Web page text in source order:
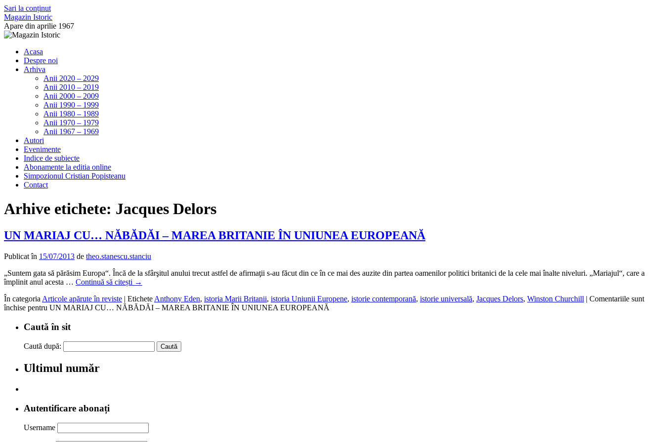
Sari la conținut
Magazin Istoric
Apare din aprilie 1967
Acasa
Despre noi
Arhiva
Anii 2020 – 2029
Anii 2010 – 2019
Anii 2000 – 2009
Anii 1990 – 1999
Anii 1980 – 1989
Anii 1970 – 1979
Anii 1967 – 1969
Autori
Evenimente
Indice de subiecte
Abonamente la editia online
Simpozionul Cristian Popisteanu
Contact
Arhive etichete: Jacques Delors
UN MARIAJ CU… NĂBĂDĂI – MAREA BRITANIE ÎN UNIUNEA EUROPEANĂ
Publicat în 15/07/2013 de theo.stanescu.stanciu
„Suntem gata să părăsim Europa“. Încă de la sfârşitul anului trecut astfel de afirmaţii s-au făcut din ce în ce mai des auzite din partea oamenilor politici britanici de la cele mai înalte niveluri. „Mariajul“, care a
împlinit anul acesta … Continuă să citești →
În categoria Articole apărute în reviste | Etichete Anthony Eden, istoria Marii Britanii, istoria Uniunii Europene, istorie contemporană, istorie universală, Jacques Delors, Winston Churchill | Comentariile sunt
închise pentru UN MARIAJ CU… NĂBĂDĂI – MAREA BRITANIE ÎN UNIUNEA EUROPEANĂ
Caută în sit
Caută după:
Ultimul număr
Autentificare abonați
Username